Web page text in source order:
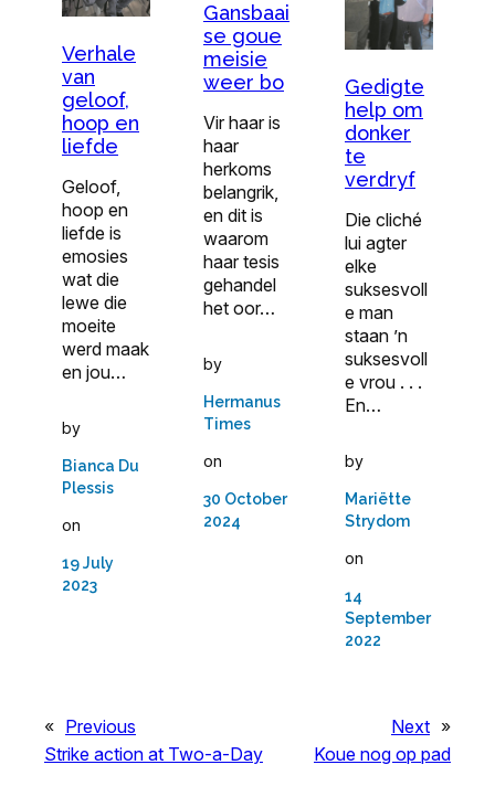
Verhale
van
geloof,
hoop en
liefde
Geloof,
hoop en
liefde is
emosies
wat die
lewe die
moeite
werd maak
en jou…
by
Bianca Du
Plessis
on
19 July
2023
Gansbaai
se goue
meisie
weer bo
Vir haar is
haar
herkoms
belangrik,
en dit is
waarom
haar tesis
gehandel
het oor…
by
Hermanus
Times
on
30 October
2024
Gedigte
help om
donker
te
verdryf
Die cliché
lui agter
elke
suksesvoll
e man
staan ’n
suksesvoll
e vrou . . .
En…
by
Mariëtte
Strydom
on
14
September
2022
« Previous
Strike action at Two-a-Day
Next »
Koue nog op pad